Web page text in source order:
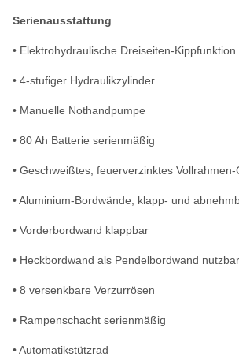
Serienausstattung
• Elektrohydraulische Dreiseiten-Kippfunktion
• 4-stufiger Hydraulikzylinder
• Manuelle Nothandpumpe
• 80 Ah Batterie serienmäßig
• Geschweißtes, feuerverzinktes Vollrahmen-
• Aluminium-Bordwände, klapp- und
• Vorderbordwand klappbar
• Heckbordwand als Pendelbordwand nutzbar
• 8 versenkbare Verzurrösen
• Rampenschacht serienmäßig
• Automatikstützrad